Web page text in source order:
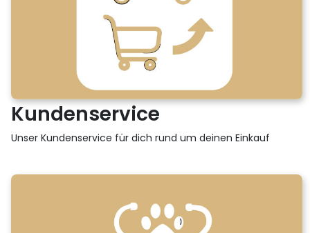
Kundenservice
Unser Kundenservice für dich rund um deinen Einkauf